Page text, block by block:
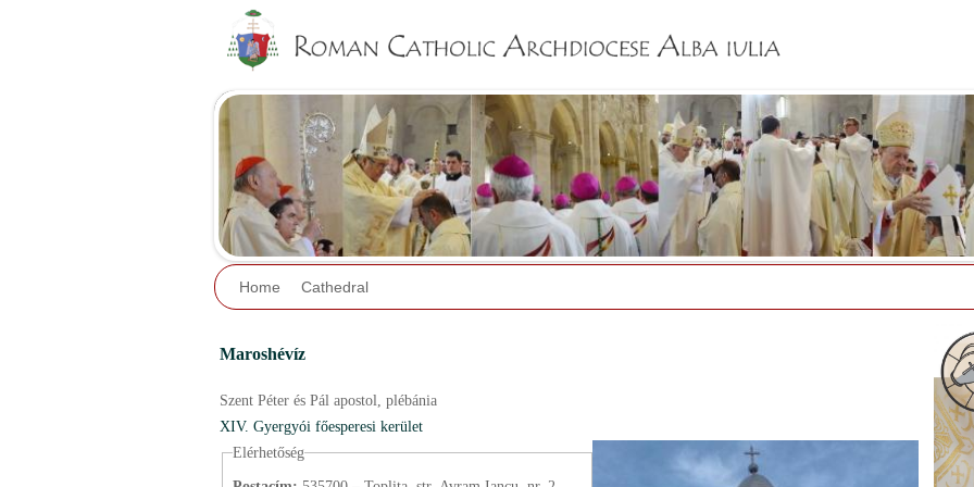
Home Cathedral
Maroshévíz
Szent Péter és Pál apostol, plébánia
XIV. Gyergyói főesperesi kerület
Elérhetőség